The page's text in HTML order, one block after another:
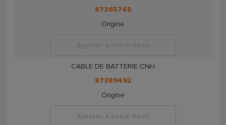
87365745
Origine
CABLE DE BATTERIE CNH
87389492
Origine
Ajouter à votre devis